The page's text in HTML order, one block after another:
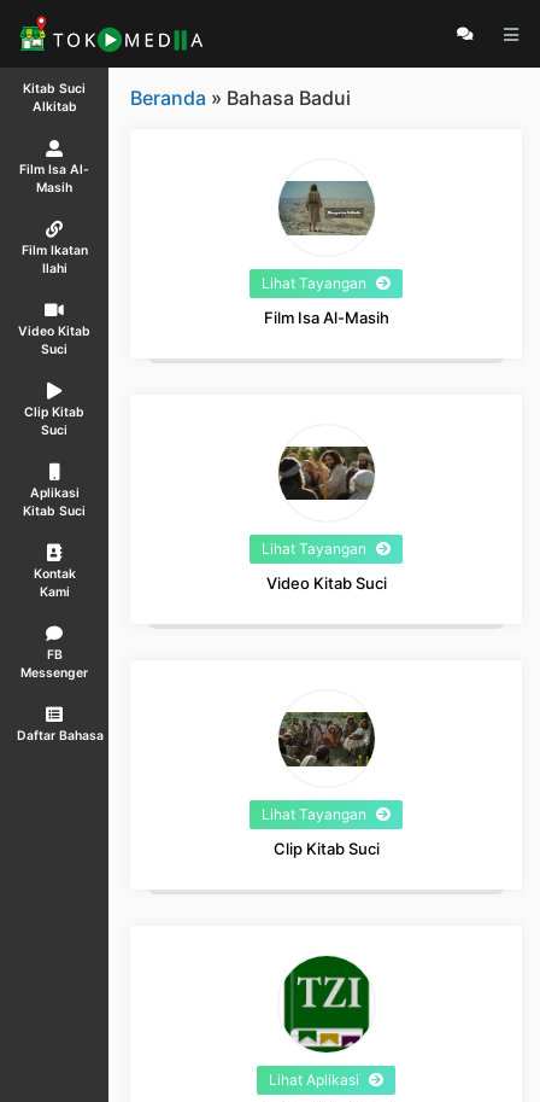
Kitab Suci
Alkitab
Film Isa Al-
Masih
Film Ikatan
Ilahi
Video Kitab
Suci
Clip Kitab
Suci
Aplikasi
Kitab Suci
Kontak
Kami
FB
Messenger
Daftar Bahasa
Beranda » Bahasa Badui
Lihat Tayangan
Film Isa Al-Masih
Lihat Tayangan
Video Kitab Suci
Lihat Tayangan
Clip Kitab Suci
Lihat Aplikasi